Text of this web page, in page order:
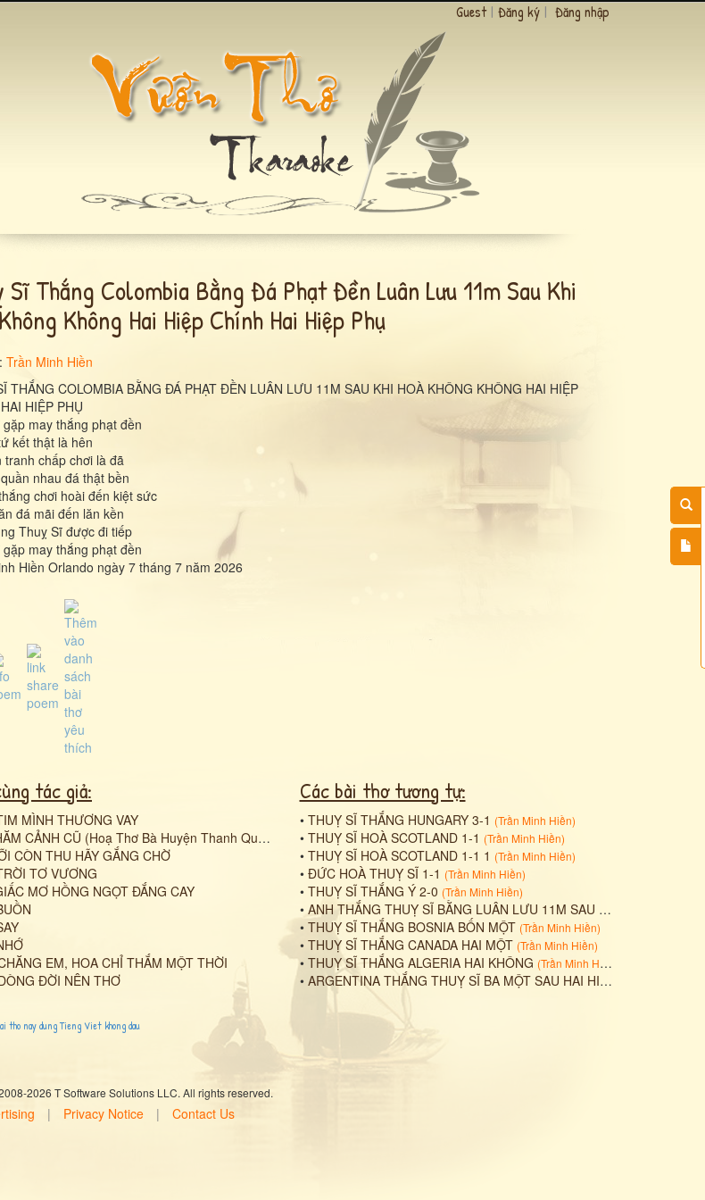
Guest | Đăng ký | Đăng nhập
Sĩ Thắng Colombia Bằng Đá Phạt Đền Luân Lưu 11m Sau Khi
Không Hai Hiệp Chính Hai Hiệp Phụ
Trần Minh Hiền
THẮNG COLOMBIA BẰNG ĐÁ PHẠT ĐỀN LUÂN LƯU 11M SAU KHI HOÀ KHÔNG KHÔNG HAI HIỆP
HIỆP PHỤ
may thắng phạt đền
kết thật là hên
tranh chấp chơi là đã
nhau đá thật bền
chơi hoài đến kiệt sức
đá mãi đến lăn kền
Thuỵ Sĩ được đi tiếp
may thắng phạt đền
Hiền Orlando ngày 7 tháng 7 năm 2026
tác giả:
MÌNH THƯƠNG VAY
CẢNH CŨ (Hoạ Thơ Bà Huyện Thanh Quan)
CÒN THU HÃY GẮNG CHỜ
TƠ VƯƠNG
MƠ HỒNG NGỌT ĐẮNG CAY
EM, HOA CHỈ THẮM MỘT THỜI
ĐỜI NÊN THƠ
Các bài thơ tương tự:
• THUỴ SĨ THẮNG HUNGARY 3-1 (Trần Minh Hiền)
• THUỴ SĨ HOÀ SCOTLAND 1-1 (Trần Minh Hiền)
• THUỴ SĨ HOÀ SCOTLAND 1-1 1 (Trần Minh Hiền)
• ĐỨC HOÀ THUỴ SĨ 1-1 (Trần Minh Hiền)
• THUỴ SĨ THẮNG Ý 2-0 (Trần Minh Hiền)
• ANH THẮNG THUỴ SĨ BẰNG LUÂN LƯU 11M SAU KHI HOÀ HAI HIỆP CHÍNH HIỆP PHỤ 1-1
• THUỴ SĨ THẮNG BOSNIA BỐN MỘT (Trần Minh Hiền)
• THUỴ SĨ THẮNG CANADA HAI MỘT (Trần Minh Hiền)
• THUỴ SĨ THẮNG ALGERIA HAI KHÔNG (Trần Minh Hiền
• ARGENTINA THẮNG THUỴ SĨ BA MỘT SAU HAI HIỆP PHỤ
tho nay dung Tieng Viet khong dau
2026 T Software Solutions LLC. All rights reserved.
| Privacy Notice | Contact Us